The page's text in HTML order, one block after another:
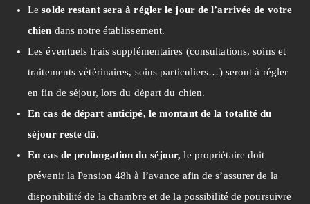
Lesolde restant sera à régler le jour de l’arrivée de votre
chien dans notre établissement.
Les éventuels frais supplémentaires (consultations, soins et
traitements vétérinaires, soins particuliers…) seront à régler
en fin de séjour, lors du départ du chien.
En cas de départ anticipé, le montant de la totalité du
séjour reste dû.
En cas de prolongation du séjour,le propriétaire doit
prévenir la Pension 48h à l’avance afin de s’assurer de la
disponibilité de la chambre et de la possibilité de poursuivre